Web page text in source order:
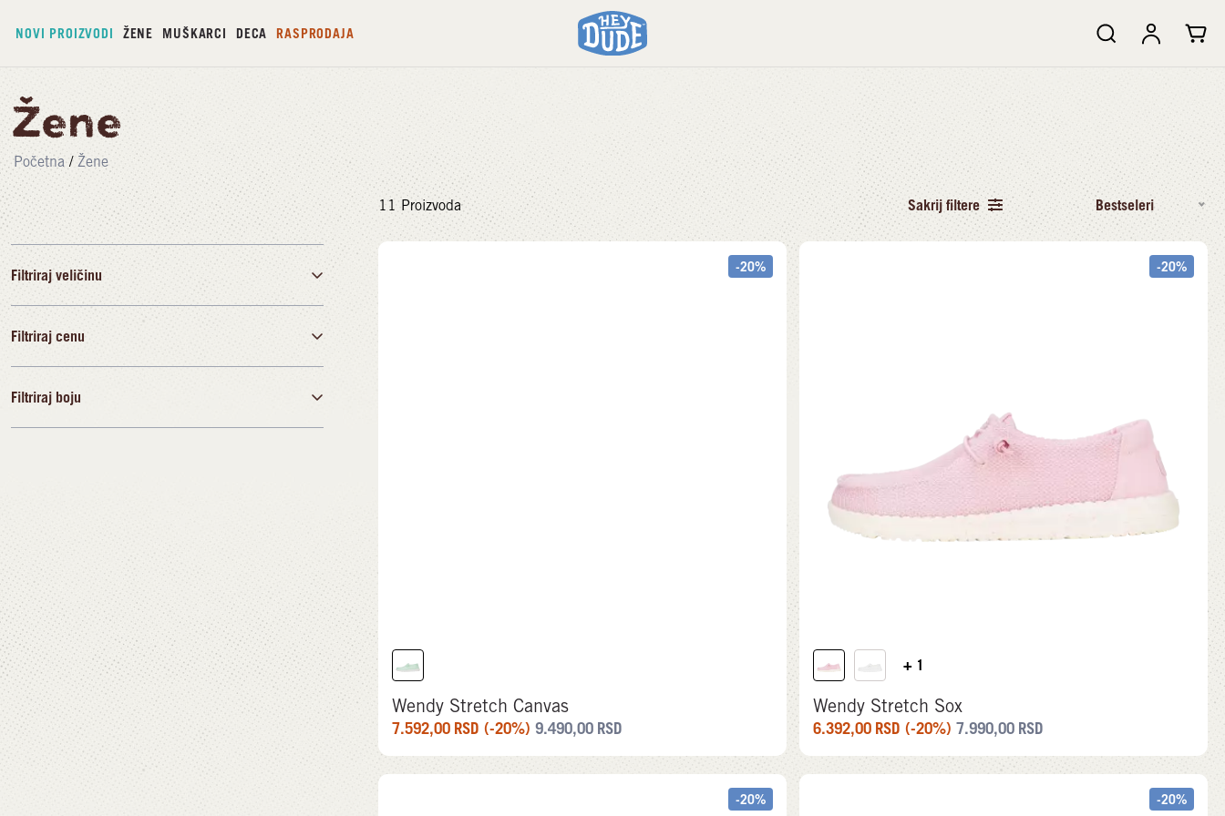
NOVI PROIZVODI ŽENE MUŠKARCI DECA RASPRODAJA
Žene
Početna / Žene
Filtriraj veličinu
36 37
Filtriraj cenu
Filtriraj boju
Bela
11 Proizvoda Sakrij filtere Bestseleri
-20%
Wendy Stretch Canvas
7.592,00 RSD (-20%) 9.490,00 RSD
-20%
+ 1
Wendy Stretch Sox
6.392,00 RSD (-20%) 7.990,00 RSD
-20% -20%